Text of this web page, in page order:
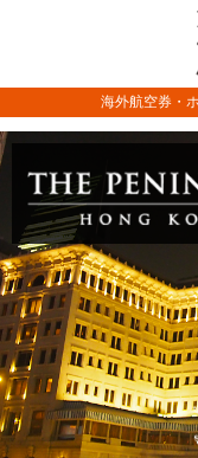
海外航空券・